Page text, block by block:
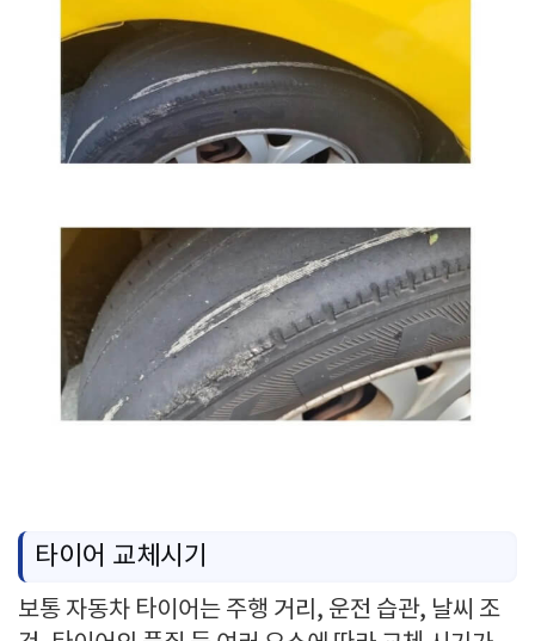
타이어 교체시기
보통 자동차 타이어는 주행 거리, 운전 습관, 날씨 조